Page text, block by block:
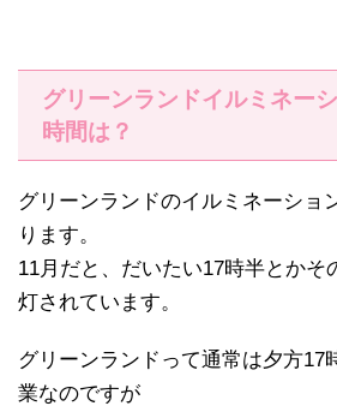
グリーンランドイルミネー
時間は？
グリーンランドのイルミネーショ
ります。
11月だと、だいたい17時半とかそ
灯されています。
グリーンランドって通常は夕方17
業なのですが